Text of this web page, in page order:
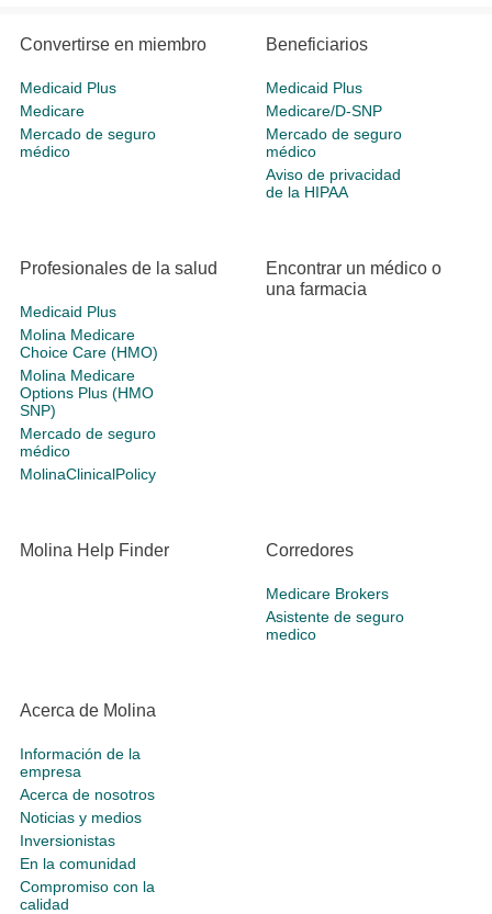
Convertirse en miembro
Medicaid Plus
Medicare
Mercado de seguro
médico
Beneficiarios
Medicaid Plus
Medicare/D-SNP
Mercado de seguro
médico
Aviso de privacidad
de la HIPAA
Profesionales de la salud
Medicaid Plus
Molina Medicare
Choice Care (HMO)
Molina Medicare
Options Plus (HMO
SNP)
Mercado de seguro
médico
MolinaClinicalPolicy
Encontrar un médico o
una farmacia
Molina Help Finder Corredores
Medicare Brokers
Asistente de seguro
medico
Acerca de Molina
Información de la
empresa
Acerca de nosotros
Noticias y medios
Inversionistas
En la comunidad
Compromiso con la
calidad